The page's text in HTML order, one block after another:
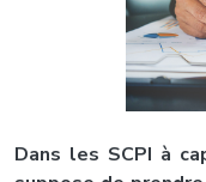
Dans les SCPI à